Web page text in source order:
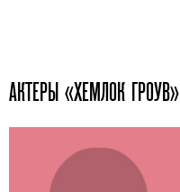
АКТЕРЫ «ХЕМЛОК ГРОУВ»